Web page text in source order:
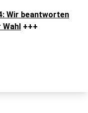
Wir beantworten
+++